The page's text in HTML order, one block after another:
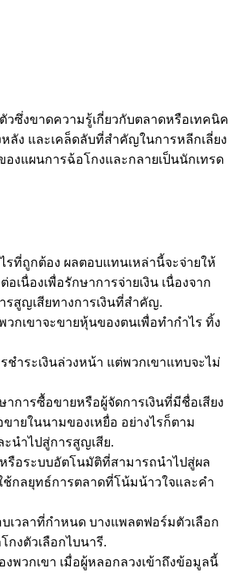
วซึ่งขาดความรู้เกี่ยวกับตลาดหรือเทคนิค
ลัง และเคล็ดลับที่สำคัญในการหลีกเลี่ยง
งแผนการฉ้อโกงและกลายเป็นนักเทรด
ที่ถูกต้อง ผลตอบแทนเหล่านี้จะจ่ายให้
นื่องเพื่อรักษาการจ่ายเงิน เนื่องจาก
สูญเสียทางการเงินที่สำคัญ.
กเขาจะขายหุ้นของตนเพื่อทำกำไร ทิ้ง
ำระเงินล่วงหน้า แต่พวกเขาแทบจะไม่
การซื้อขายหรือผู้จัดการเงินที่มีชื่อเสียง
ายในนามของเหยื่อ อย่างไรก็ตาม
นำไปสู่การสูญเสีย.
รือระบบอัตโนมัติที่สามารถนำไปสู่ผล
กลยุทธ์การตลาดที่โน้มน้าวใจและคำ
เวลาที่กำหนด บางแพลตฟอร์มตัวเลือก
งตัวเลือกไบนารี.
พวกเขา เมื่อผู้หลอกลวงเข้าถึงข้อมูลนี้